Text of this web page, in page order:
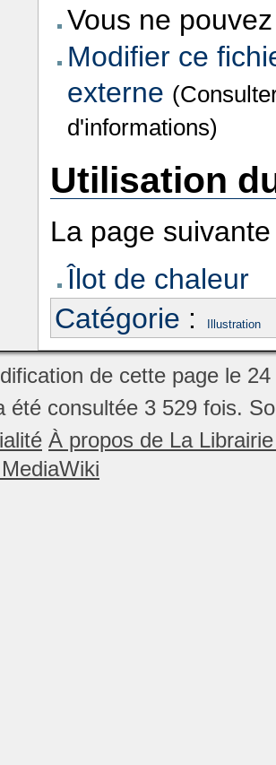
Vous ne
Modifier ce
externe
d'informations)
Utilisation
La page
Îlot de chaleur
Catégorie : Illustration
de cette page le
été consultée 3 529 fois.
À propos de La